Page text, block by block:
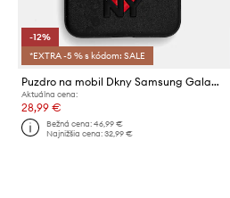
-12%
*EXTRA -5 % s kódom: SALE
Puzdro na mobil Dkny Samsung Galaxy S25
Aktuálna cena:
28,99 €
Bežná cena:46,99 €
Najnižšia cena:32,99 €